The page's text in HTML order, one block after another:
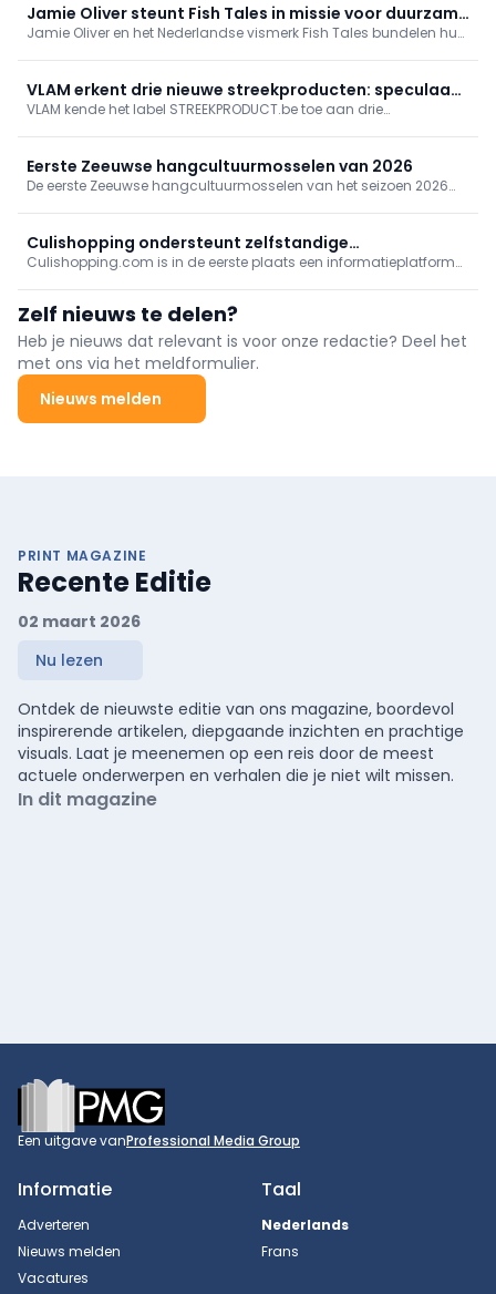
Jamie Oliver steunt Fish Tales in missie voor duurzame
vis
Jamie Oliver en het Nederlandse vismerk Fish Tales bundelen hun
VLAM erkent drie nieuwe streekproducten: speculaas
en droogvis
VLAM kende het label STREEKPRODUCT.be toe aan drie
Brugse Visrokerij Alloo. Ze onderstrepen Vlaamse bak- en
visdroogtradities; info op streekproduct.be.
Eerste Zeeuwse hangcultuurmosselen van 2026
De eerste Zeeuwse hangcultuurmosselen van het seizoen 2026
Culishopping ondersteunt zelfstandige
voedingsspeciaalzaken
Culishopping.com is in de eerste plaats een informatieplatform
Zelf nieuws te delen?
Heb je nieuws dat relevant is voor onze redactie? Deel het
met ons via het meldformulier.
Nieuws melden
PRINT MAGAZINE
Recente Editie
02 maart 2026
Nu lezen
Ontdek de nieuwste editie van ons magazine, boordevol
inspirerende artikelen, diepgaande inzichten en prachtige
visuals. Laat je meenemen op een reis door de meest
actuele onderwerpen en verhalen die je niet wilt missen.
In dit magazine
Footer
Een uitgave vanProfessional Media Group
Informatie
Adverteren
Nieuws melden
Vacatures
Taal
Nederlands
Frans